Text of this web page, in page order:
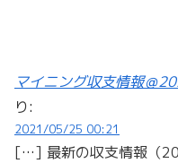
マイニング収支情報＠
り:
2021/05/25 00:21
[…] 最新の収支情報（